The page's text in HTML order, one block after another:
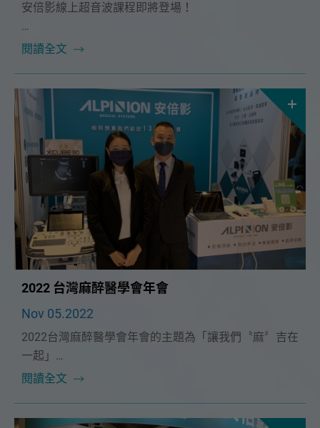
安倍影線上超音波課程即將登場！
非常榮幸能邀請到 臺大醫院免疫風濕過敏科 🔥 李克仁
李醫師將運用多年來累積的寶貴臨床經驗，與大家分享
風濕免疫科如何利用超音波來協助診斷、治療，究竟風
濕科和復健科在肌肉骨骼超音波檢查重點有何不同呢？
11/27（日）讓李醫師手把手帶我們一起了解吧！
閱讀全文
2022 台灣麻醉醫學會年會
Nov 05.2022
2022台灣麻醉醫學會年會的主題為「讓我們〝麻〞吉在
一起」
安倍影也與您時時刻刻麻吉在一起❤️
閱讀全文